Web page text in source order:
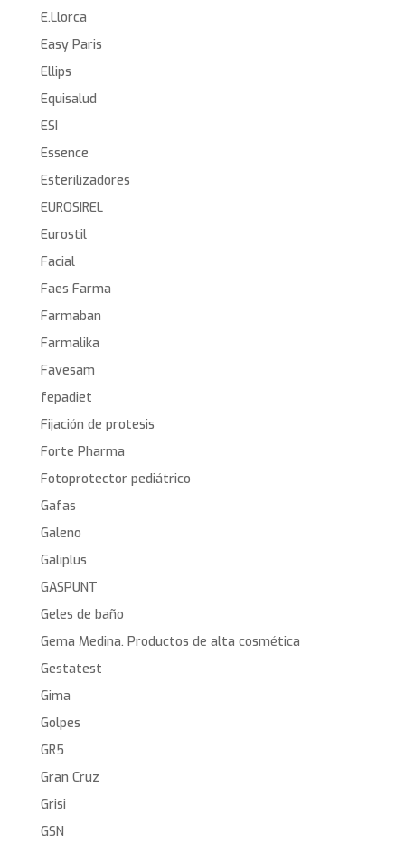
E.Llorca
Easy Paris
Ellips
Equisalud
ESI
Essence
Esterilizadores
EUROSIREL
Eurostil
Facial
Faes Farma
Farmaban
Farmalika
Favesam
fepadiet
Fijación de protesis
Forte Pharma
Fotoprotector pediátrico
Gafas
Galeno
Galiplus
GASPUNT
Geles de baño
Gema Medina. Productos de alta cosmética
Gestatest
Gima
Golpes
GR5
Gran Cruz
Grisi
GSN